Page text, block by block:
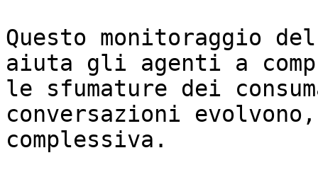
Questo monitoraggio
aiuta gli agenti a
le sfumature dei
conversazioni
complessiva.